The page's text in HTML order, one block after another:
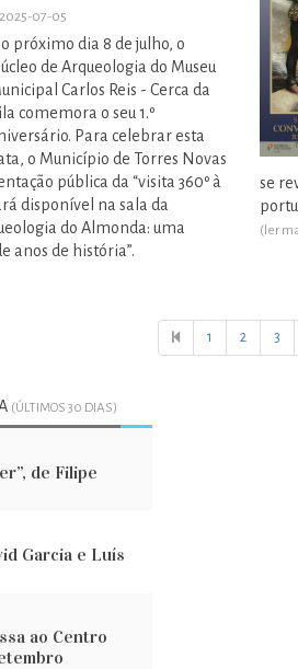
2025-07-05
próximo dia 8 de julho, o
de Arqueologia do Museu
Carlos Reis - Cerca da
comemora o seu 1.º
Para celebrar esta
o Município de Torres Novas
pública da “visita 360º à
disponível na sala da
do Almonda: uma
anos de história”.
se
(ler
1 2 3
(ÚLTIMOS 30 DIAS)
de Filipe
Garcia e Luís
ao Centro